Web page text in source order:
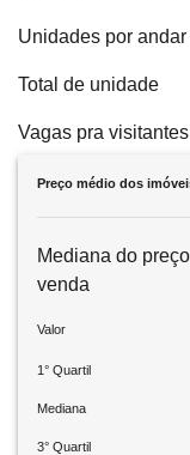
Unidades por andar
Total de unidade
Vagas pra visitantes
Preço médio dos
Mediana do
venda
Valor
1° Quartil
Mediana
3° Quartil